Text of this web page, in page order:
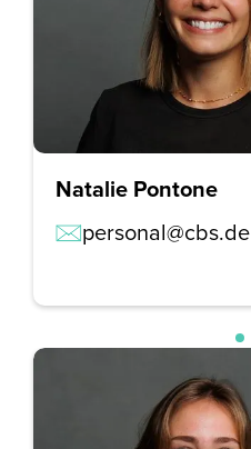
Natalie Pontone
personal@cbs.de